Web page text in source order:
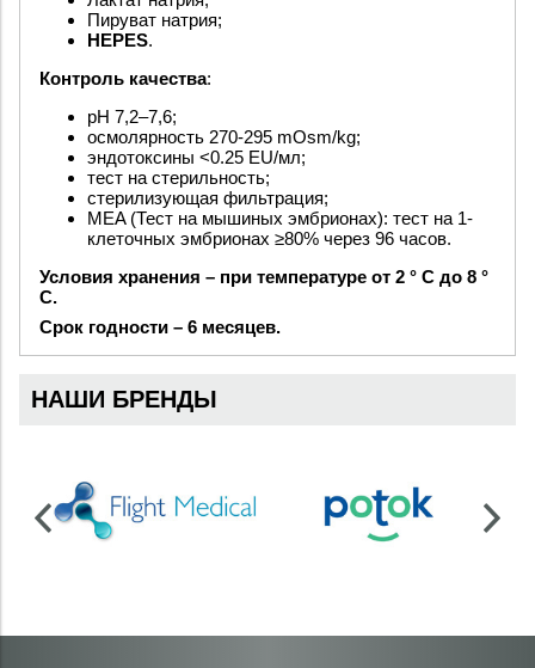
Пируват натрия;
HEPES.
Контроль качества:
pH 7,2–7,6;
осмолярность 270-295 mOsm/kg;
эндотоксины <0.25 EU/мл;
тест на стерильность;
стерилизующая фильтрация;
MEA (Тест на мышиных эмбрионах): тест на 1-
клеточных эмбрионах ≥80% через 96 часов.
Условия хранения – при температуре от 2 ° C до 8 °
C.
Срок годности – 6 месяцев.
НАШИ БРЕНДЫ